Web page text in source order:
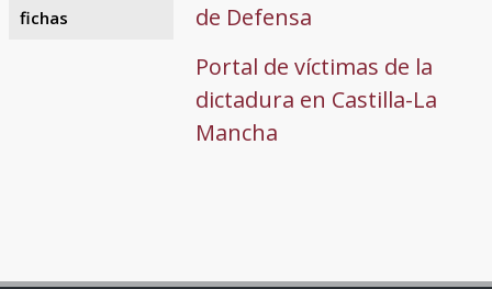
fichas
de Defensa
Portal de víctimas de la
dictadura en Castilla-La
Mancha